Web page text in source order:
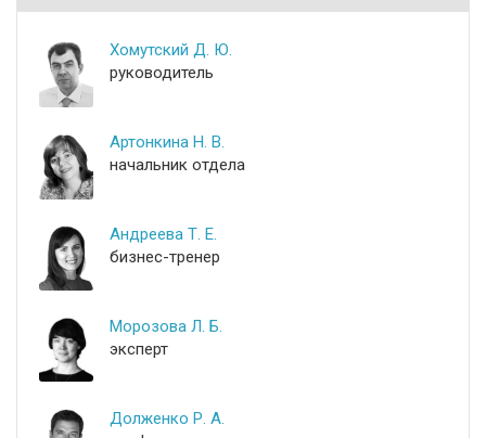
Хомутский Д. Ю.
руководитель
Артонкина Н. В.
начальник отдела
Андреева Т. Е.
бизнес-тренер
Морозова Л. Б.
эксперт
Долженко Р. А.